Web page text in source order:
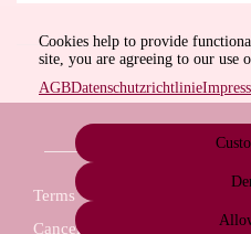
Terms
Cancel order
Cookies help to provide
site, you are agreeing to our use
AGBDatenschutzrichtlinie